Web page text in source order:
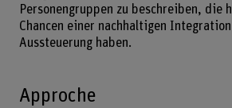
Personengruppen zu beschreiben, die
Chancen einer nachhaltigen
Aussteuerung haben.
Approche